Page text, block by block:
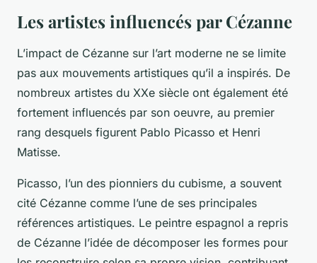
Les artistes influencés par Cézanne
L’impact de Cézanne sur l’art moderne ne se limite
pas aux mouvements artistiques qu’il a inspirés. De
nombreux artistes du XXe siècle ont également été
fortement influencés par son oeuvre, au premier
rang desquels figurent Pablo Picasso et Henri
Matisse.
Picasso, l’un des pionniers du cubisme, a souvent
cité Cézanne comme l’une de ses principales
références artistiques. Le peintre espagnol a repris
de Cézanne l’idée de décomposer les formes pour